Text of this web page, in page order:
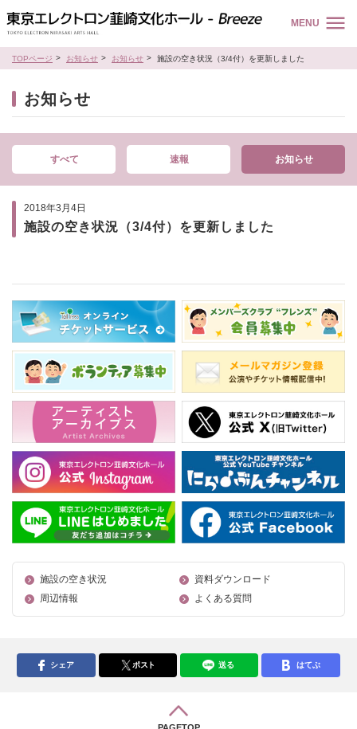
MENU
TOPページ お知らせ お知らせ 施設の空き状況（3/4付）を更新しました
お知らせ
すべて 速報 お知らせ
2018年3月4日
施設の空き状況（3/4付）を更新しました
施設の空き状況
資料ダウンロード
周辺情報
よくある質問
シェア ポスト 送る はてぶ